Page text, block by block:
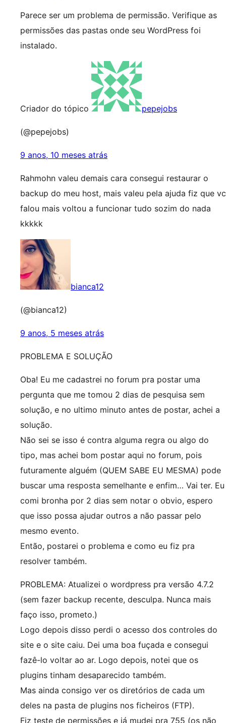
Parece ser um problema de permissão. Verifique as
permissões das pastas onde seu WordPress foi
instalado.
Criador do tópico pepejobs
(@pepejobs)
9 anos, 10 meses atrás
Rahmohn valeu demais cara consegui restaurar o
backup do meu host, mais valeu pela ajuda fiz que vc
falou mais voltou a funcionar tudo sozim do nada
kkkkk
bianca12
(@bianca12)
9 anos, 5 meses atrás
PROBLEMA E SOLUÇÃO
Oba! Eu me cadastrei no forum pra postar uma
pergunta que me tomou 2 dias de pesquisa sem
solução, e no ultimo minuto antes de postar, achei a
solução.
Não sei se isso é contra alguma regra ou algo do
tipo, mas achei bom postar aqui no forum, pois
futuramente alguém (QUEM SABE EU MESMA) pode
buscar uma resposta semelhante e enfim… Vai ter. Eu
comi bronha por 2 dias sem notar o obvio, espero
que isso possa ajudar outros a não passar pelo
mesmo evento.
Então, postarei o problema e como eu fiz pra
resolver também.
PROBLEMA: Atualizei o wordpress pra versão 4.7.2
(sem fazer backup recente, desculpa. Nunca mais
faço isso, prometo.)
Logo depois disso perdi o acesso dos controles do
site e o site caiu. Dei uma boa fuçada e consegui
fazê-lo voltar ao ar. Logo depois, notei que os
plugins tinham desaparecido também.
Mas ainda consigo ver os diretórios de cada um
deles na pasta de plugins nos ficheiros (FTP).
Fiz teste de permissões e já mudei pra 755 (os não